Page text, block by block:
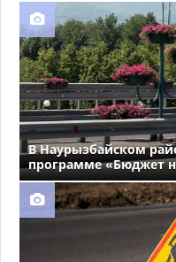
В Наурызбайском
программе «Бюджет